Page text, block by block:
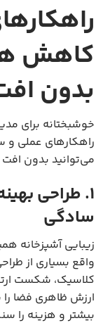
کاهش
بدون
خوشبختانه برای
راهکارهای عملی و
می‌توانید بدون افت
۱. طراحی
سادگی
زیبایی آشپزخانه
واقع بسیاری از
کلاسیک، شکست
ارزش ظاهری فضا را
بیشتر و هزینه را